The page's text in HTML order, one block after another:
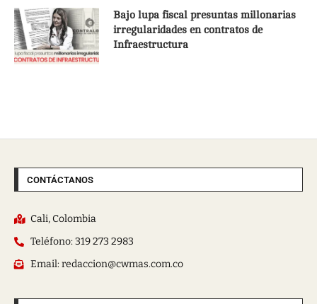
Bajo lupa fiscal presuntas millonarias
irregularidades en contratos de
Infraestructura
CONTÁCTANOS
Cali, Colombia
Teléfono: 319 273 2983
Email: redaccion@cwmas.com.co